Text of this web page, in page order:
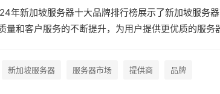
年新加坡服务器十大品牌排行榜展示了新加坡服务
量和客户服务的不断提升，为用户提供更优质的服务
新加坡服务器 服务器市场 提供商 品牌